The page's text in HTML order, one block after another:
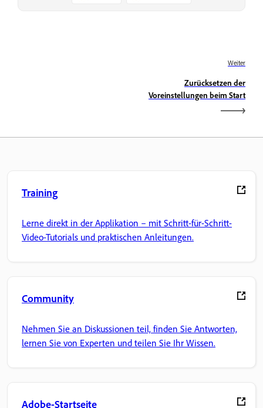
Weiter
Zurücksetzen der
Voreinstellungen beim Start
Training
Lerne direkt in der Applikation – mit Schritt-für-Schritt-
Video-Tutorials und praktischen Anleitungen.
Community
Nehmen Sie an Diskussionen teil, finden Sie Antworten,
lernen Sie von Experten und teilen Sie Ihr Wissen.
Adobe-Startseite